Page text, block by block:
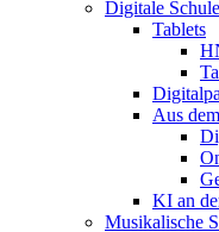
Digitale Schule
Tablets
Aus
KI an
Musikalische